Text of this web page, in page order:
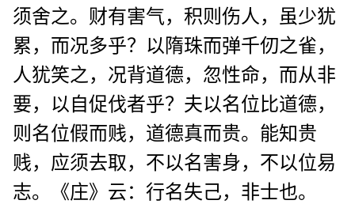
须舍之。财有害气，积则伤人，虽少犹
累，而况多乎？以隋珠而弹千仞之雀，
人犹笑之，况背道德，忽性命，而从非
要，以自促伐者乎？夫以名位比道德，
则名位假而贱，道德真而贵。能知贵
贱，应须去取，不以名害身，不以位易
志。《庄》云：行名失己，非士也。